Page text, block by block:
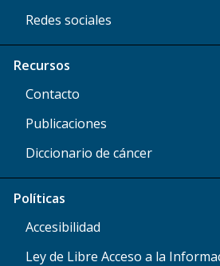
Redes sociales
Recursos
Contacto
Publicaciones
Diccionario de cáncer
Políticas
Accesibilidad
Ley de Libre Acceso a la